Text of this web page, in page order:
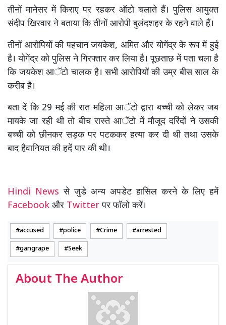
तीनों मानेसर में किराए पर रहकर ऑटो चलाते हैं। पुलिस आयुक्त
संदीप खिरवार ने बताया कि तीनों आरोपी बुलंदशहर के रहने वाले हैं।
तीनों आरोपियों की पहचान जयकेश, अमित और योगेंद्र के रूप में हुई
है। योगेंद्र को पुलिस ने गिरफ्तार कर लिया है। पूछताछ में पता चला है
कि जयकेश आॅटो चालक है। सभी आरोपियों की उम्र बीस साल के
करीब है।
बता दें कि 29 मई की रात महिला आॅटो द्वारा बच्ची को लेकर जब
मायके जा रही थी तो बीच रास्ते आॅटो में मौजूद दरिंदों ने उसकी
बच्ची को छीनकर सड़क पर पटककर हत्या कर दी थी तथा उसके
बाद हैवानियत की हदें पार की थी।
Hindi Newsसे जुडे अन्य अपडेट हासिल करने के लिए हमें
Facebook और Twitterपर फॉलो करें।
accused police Crime arrested
gangrape Seek
About The Author